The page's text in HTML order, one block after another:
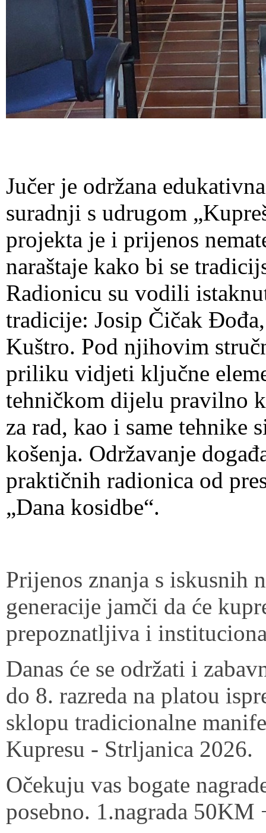
Jučer je održana
suradnji s udrugom
projekta je i prijenos
naraštaje kako bi se
Radionicu su vodili
tradicije: Josip Čičak
Kuštro. Pod njihovim
priliku vidjeti ključne
tehničkom dijelu pravilno
za rad, kao i same
košenja. Održavanje
praktičnih radionica od
„Dana kosidbe“.
Prijenos znanja s iskusnih
generacije jamči da će
prepoznatljiva i
Danas će se održati i
do 8. razreda na platou
sklopu tradicionalne
Kupresu - Strljanica 2026.
Očekuju vas bogate
posebno. 1.nagrada